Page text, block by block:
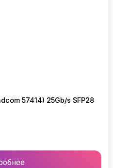
57414) 25Gb/s SFP28